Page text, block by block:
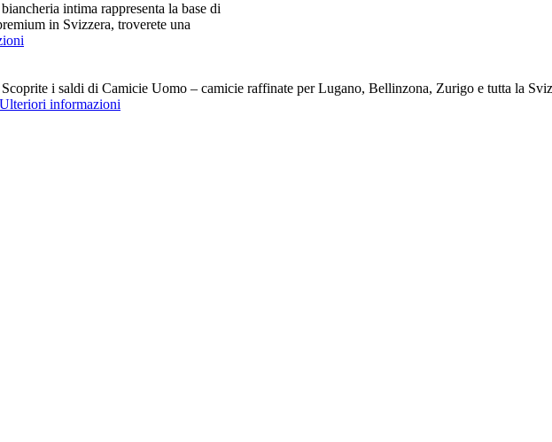
intima rappresenta la base di
in Svizzera, troverete una
i saldi di Camicie Uomo – camicie raffinate per Lugano, Bellinzona, Zurigo e tutta la
Ulteriori informazioni